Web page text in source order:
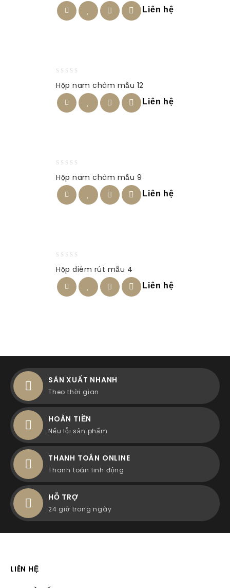
of
5
Liên hệ
out
of
5
Hộp nam châm mẫu 12
Liên hệ
out
of
5
Hộp nam châm mẫu 9
Liên hệ
out
of
5
Hộp diêm rút mẫu 4
Liên hệ
SẢN XUẤT NHANH
Theo thời gian
HOÀN TIỀN
Nếu lỗi sản phẩm
THANH TOÁN ONLINE
Thanh toán linh động
HỖ TRỢ
24 giờ trong ngày
LIÊN HỆ